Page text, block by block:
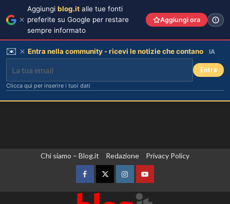
Chi siamo – Blog.it Redazione Privacy Policy
FacebookTwitterInstagramYouTube
Aggiungi blog.it alle tue fonti
preferite su Google per restare
sempre informato
Aggiungi ora
✉️ Entra nella community - ricevi le notizie che contano IA
Entra
Clicca qui per inserire i tuoi dati